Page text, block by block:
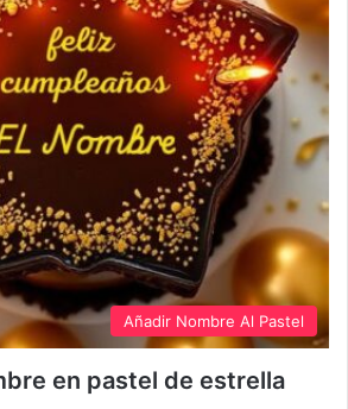
Añadir Nombre Al Pastel
en pastel de estrella